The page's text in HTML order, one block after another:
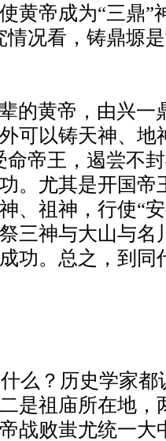
黄帝成为“三鼎”
情况看，铸鼎塬
的黄帝，由兴一
可以铸天神、
命帝王，遏尝不
。尤其是开国
、祖神，行使“
三神与大山与
功。总之，到同
么？历史学家都
是祖庙所在地，
战败蚩尤统一大